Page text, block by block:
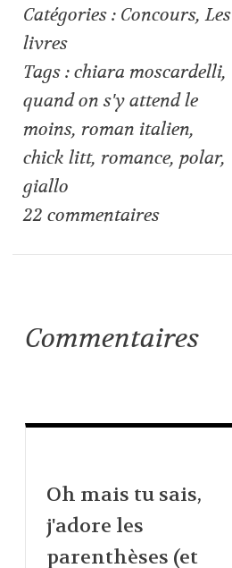
Catégories : Concours,Les
livres
Tags :chiara moscardelli,
quand on s'y attend le
moins, roman italien,
chick litt, romance, polar,
giallo
22 commentaires
Commentaires
Oh mais tu sais,
j'adore les
parenthèses (et